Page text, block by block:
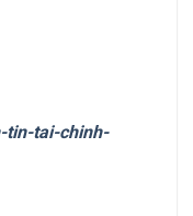
tin-tai-chinh-